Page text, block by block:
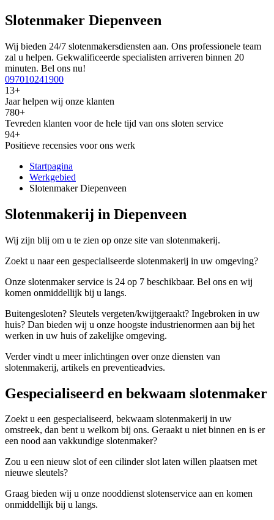
Slotenmaker Diepenveen
Wij bieden 24/7 slotenmakersdiensten aan. Ons professionele team
zal u helpen. Gekwalificeerde specialisten arriveren binnen 20
minuten. Bel ons nu!
097010241900
13+
Jaar helpen wij onze klanten
780+
Tevreden klanten voor de hele tijd van ons sloten service
94+
Positieve recensies voor ons werk
Startpagina
Werkgebied
Slotenmaker Diepenveen
Slotenmakerij in Diepenveen
Wij zijn blij om u te zien op onze site van slotenmakerij.
Zoekt u naar een gespecialiseerde slotenmakerij in uw omgeving?
Onze slotenmaker service is 24 op 7 beschikbaar. Bel ons en wij
komen onmiddellijk bij u langs.
Buitengesloten? Sleutels vergeten/kwijtgeraakt? Ingebroken in uw
huis? Dan bieden wij u onze hoogste industrienormen aan bij het
werken in uw huis of zakelijke omgeving.
Verder vindt u meer inlichtingen over onze diensten van
slotenmakerij, artikels en preventieadvies.
Gespecialiseerd en bekwaam slotenmaker
Zoekt u een gespecialiseerd, bekwaam slotenmakerij in uw
omstreek, dan bent u welkom bij ons. Geraakt u niet binnen en is er
een nood aan vakkundige slotenmaker?
Zou u een nieuw slot of een cilinder slot laten willen plaatsen met
nieuwe sleutels?
Graag bieden wij u onze nooddienst slotenservice aan en komen
onmiddellijk bij u langs.